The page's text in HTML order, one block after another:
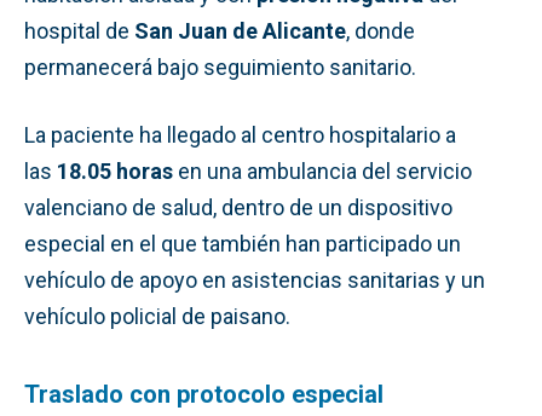
hospital de San Juan de Alicante, donde
permanecerá bajo seguimiento sanitario.
La paciente ha llegado al centro hospitalario a
las 18.05 horas en una ambulancia del servicio
valenciano de salud, dentro de un dispositivo
especial en el que también han participado un
vehículo de apoyo en asistencias sanitarias y un
vehículo policial de paisano.
Traslado con protocolo especial